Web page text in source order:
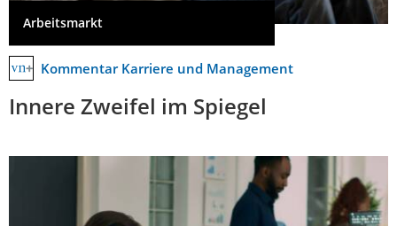
Arbeitsmarkt
Kommentar Karriere und Management
Innere Zweifel im Spiegel